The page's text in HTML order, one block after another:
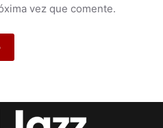
vez que comente.